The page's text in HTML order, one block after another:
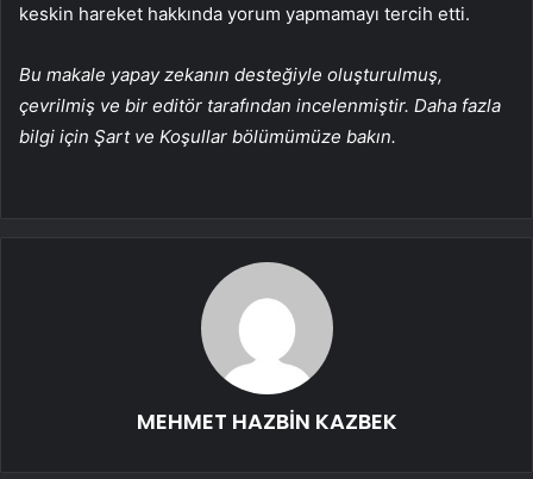
keskin hareket hakkında yorum yapmamayı tercih etti.
Bu makale yapay zekanın desteğiyle oluşturulmuş,
çevrilmiş ve bir editör tarafından incelenmiştir. Daha fazla
bilgi için Şart ve Koşullar bölümümüze bakın.
MEHMET HAZBİN KAZBEK